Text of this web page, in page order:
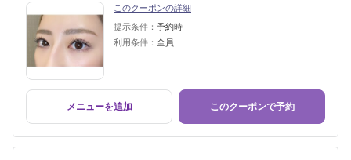
このクーポンの詳細
提示条件： 予約時
利用条件： 全員
メニューを追加 このクーポンで予約